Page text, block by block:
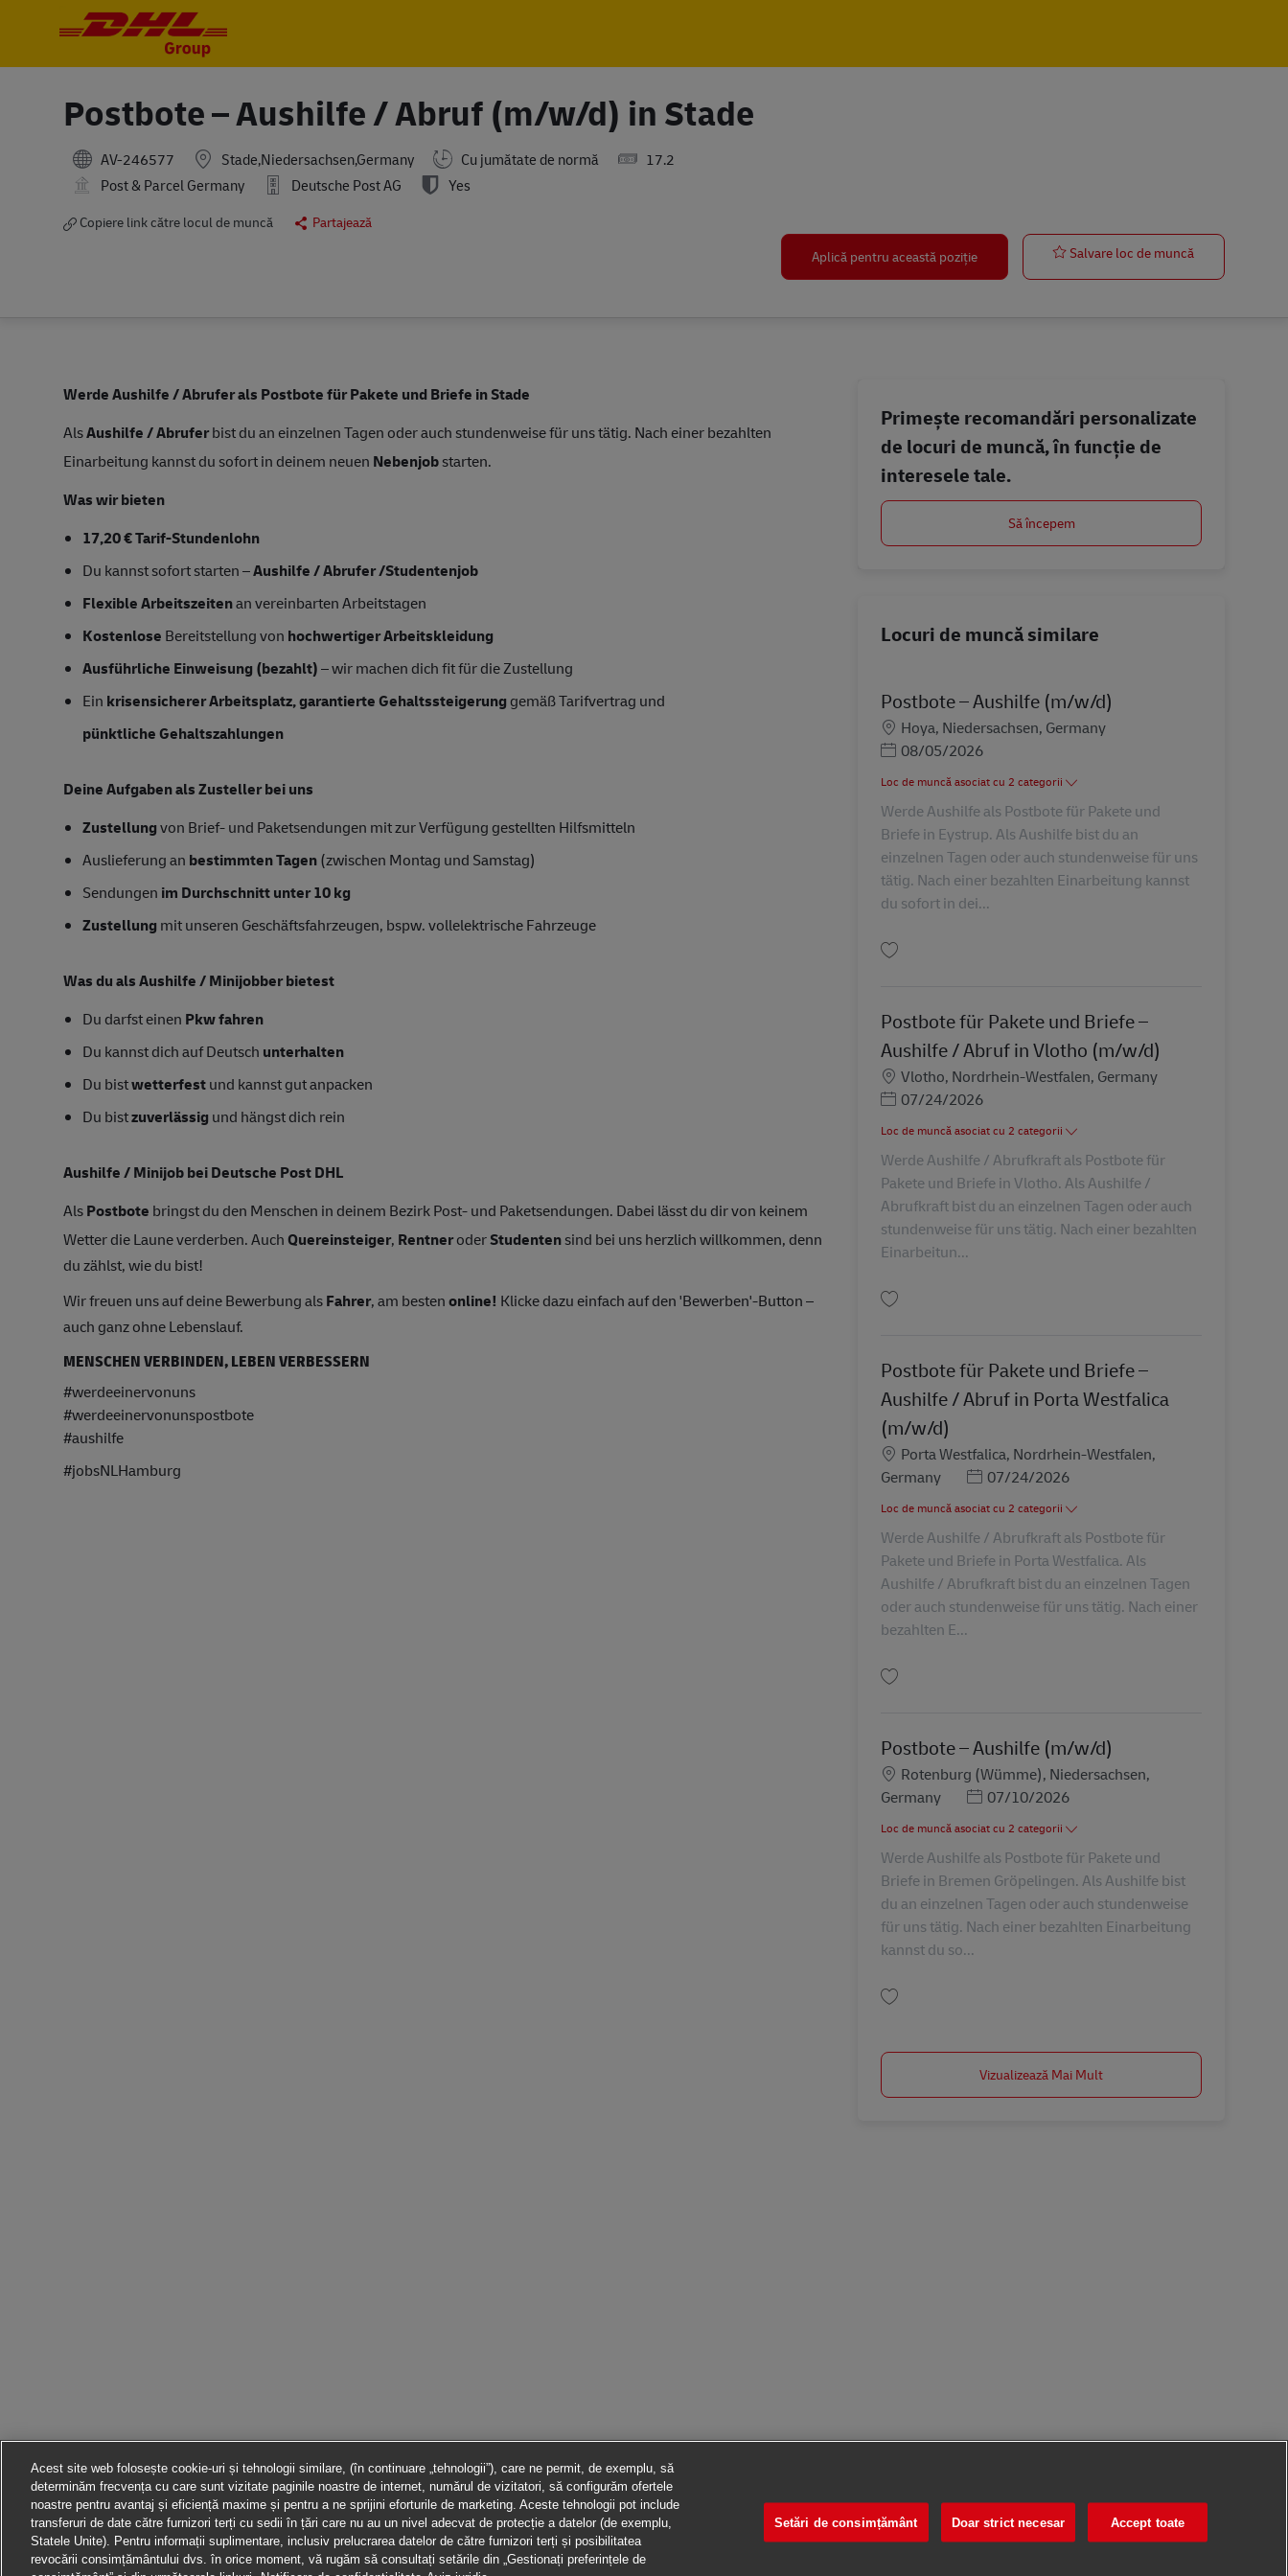
Postbote – Aushilfe / Abruf (m/w/d) in Stade
AV-246577 Stade,Niedersachsen,Germany Cu jumătate de normă
17.2
Post & Parcel Germany
Deutsche Post AG Yes
Copiere link către locul de muncă
Partajează
Aplică pentru această poziție
Salvare loc de muncăPostbote –
Werde Aushilfe / Abrufer als Postbote für Pakete und Briefe in Stade
AlsAushilfe / Abruferbist du an einzelnen Tagen oder auch stundenweise für uns tätig. Nach einer bezahlten
Einarbeitung kannst du sofort in deinem neuen Nebenjobstarten.
Was wir bieten
17,20 € Tarif-Stundenlohn
Du kannst sofort starten –Aushilfe / Abrufer /Studentenjob
Flexible Arbeitszeitenan vereinbarten Arbeitstagen
Kostenlose Bereitstellung von hochwertiger Arbeitskleidung
Ausführliche Einweisung (bezahlt)– wir machen dich fit für die Zustellung
Ein krisensicherer Arbeitsplatz, garantierte Gehaltssteigerung gemäß Tarifvertrag und
pünktliche Gehaltszahlungen
Deine Aufgaben als Zusteller bei uns
Zustellungvon Brief- und Paketsendungen mit zur Verfügung gestellten Hilfsmitteln
Auslieferung an bestimmten Tagen(zwischen Montag und Samstag)
Sendungen im Durchschnitt unter 10 kg
Zustellung mit unseren Geschäftsfahrzeugen, bspw. vollelektrische Fahrzeuge
Was du als Aushilfe / Minijobber bietest
Du darfst einen Pkw fahren
Du kannst dich auf Deutsch unterhalten
Du bistwetterfestund kannst gut anpacken
Du bistzuverlässig und hängst dich rein
Aushilfe / Minijob bei Deutsche Post DHL
AlsPostbote bringst du den Menschen in deinem Bezirk Post- und Paketsendungen. Dabei lässt du dir von keinem
Wetter die Laune verderben. AuchQuereinsteiger, RentneroderStudentensind bei uns herzlich willkommen, denn
du zählst, wie du bist!
Wir freuen uns auf deine Bewerbung alsFahrer, am bestenonline! Klicke dazu einfach auf den 'Bewerben'-Button –
auch ganz ohne Lebenslauf.
MENSCHEN VERBINDEN, LEBEN VERBESSERN
#werdeeinervonuns
#werdeeinervonunspostbote
#aushilfe
#jobsNLHamburg
Primește recomandări personalizate
de locuri de muncă, în funcție de
interesele tale.
Să începem
Locuri de muncă similare
Postbote – Aushilfe (m/w/d)
Locație
Hoya, Niedersachsen, Germany
Posted Date
08/05/2026
Loc de muncă asociat cu 2 categorii
Werde Aushilfe als Postbote für Pakete und
Briefe in Eystrup. Als Aushilfe bist du an
einzelnen Tagen oder auch stundenweise für uns
tätig. Nach einer bezahlten Einarbeitung kannst
du sofort in dei...
Postbote für Pakete und Briefe –
Aushilfe / Abruf in Vlotho (m/w/d)
Locație
Vlotho, Nordrhein-Westfalen, Germany
Posted Date
07/24/2026
Loc de muncă asociat cu 2 categorii
Werde Aushilfe / Abrufkraft als Postbote für
Pakete und Briefe in Vlotho. Als Aushilfe /
Abrufkraft bist du an einzelnen Tagen oder auch
stundenweise für uns tätig. Nach einer bezahlten
Einarbeitun...
Postbote für Pakete und Briefe –
Aushilfe / Abruf in Porta Westfalica
(m/w/d)
Locație
Porta Westfalica, Nordrhein-Westfalen,
Germany
Posted Date
07/24/2026
Loc de muncă asociat cu 2 categorii
Werde Aushilfe / Abrufkraft als Postbote für
Pakete und Briefe in Porta Westfalica. Als
Aushilfe / Abrufkraft bist du an einzelnen Tagen
oder auch stundenweise für uns tätig. Nach einer
bezahlten E...
Postbote – Aushilfe (m/w/d)
Locație
Rotenburg (Wümme), Niedersachsen,
Germany
Posted Date
07/10/2026
Loc de muncă asociat cu 2 categorii
Werde Aushilfe als Postbote für Pakete und
Briefe in Bremen Gröpelingen. Als Aushilfe bist
du an einzelnen Tagen oder auch stundenweise
für uns tätig. Nach einer bezahlten Einarbeitung
kannst du so...
Vizualizează Mai Mult
Acest site web folosește cookie-uri și tehnologii similare, (în continuare „tehnologii”), care ne permit, de exemplu, să
determinăm frecvența cu care sunt vizitate paginile noastre de internet, numărul de vizitatori, să configurăm ofertele
noastre pentru avantaj și eficiență maxime și pentru a ne sprijini eforturile de marketing. Aceste tehnologii pot include
transferuri de date către furnizori terți cu sedii în țări care nu au un nivel adecvat de protecție a datelor (de exemplu,
Statele Unite). Pentru informații suplimentare, inclusiv prelucrarea datelor de către furnizori terți și posibilitatea
revocării consimțământului dvs. în orice moment, vă rugăm să consultați setările din „Gestionați preferințele de
Setări de consimțământ Doar strict necesar Accept toate